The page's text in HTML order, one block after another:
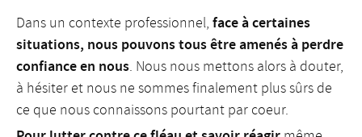
Dans un contexte professionnel, face à certaines
situations, nous pouvons tous être amenés à perdre
confiance en nous. Nous nous mettons alors à douter,
à hésiter et nous ne sommes finalement plus sûrs de
ce que nous connaissons pourtant par coeur.